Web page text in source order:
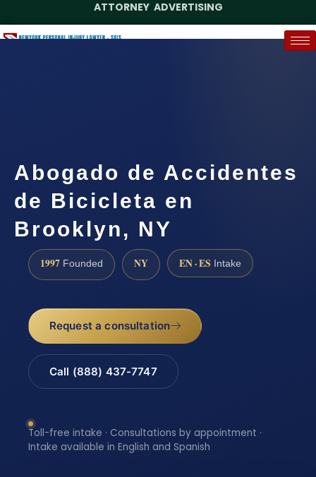
ATTORNEY ADVERTISING
Abogado de Accidentes
de Bicicleta en
Brooklyn, NY
1997 Founded NY EN · ES Intake
Request a consultation
Call (888) 437-7747
Toll-free intake · Consultations by appointment ·
Intake available in English and Spanish